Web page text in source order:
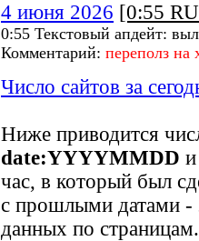
4 июня 2026 [0:55
0:55 Текстовый апдейт:
Комментарий: переполз на
Число сайтов за
Ниже приводится
date:YYYYMMDD
час, в который был
с прошлыми датами -
данных по страницам.